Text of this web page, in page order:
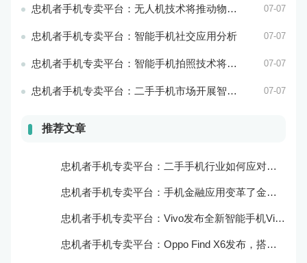
忠机者手机专卖平台：无人机技术将推动物流行业的智能化发展 07-07
忠机者手机专卖平台：智能手机社交应用分析 07-07
忠机者手机专卖平台：智能手机拍照技术将不断升级，成为手机行业的重要趋势 07-07
忠机者手机专卖平台：二手手机市场开展智能化运营，优化市场流程和效率 07-07
推荐文章
忠机者手机专卖平台：二手手机行业如何应对自动化生产的趋势
忠机者手机专卖平台：手机金融应用变革了金融行业
忠机者手机专卖平台：Vivo发布全新智能手机Vivo Y90
忠机者手机专卖平台：Oppo Find X6发布，搭载高通骁龙898芯片